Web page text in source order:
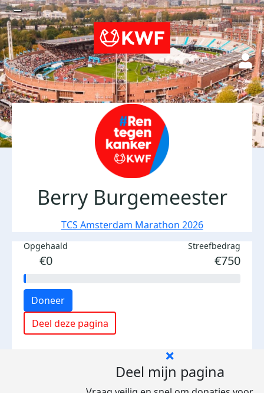
Berry Burgemeester
TCS Amsterdam Marathon 2026
Opgehaald
€0
Streefbedrag
€750
Doneer
Deel deze pagina
Deel mijn pagina